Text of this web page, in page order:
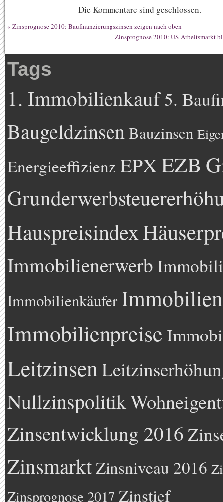
Die Kommentare sind geschlossen.
« Zinsprognose 2010: Baufinanzierungszinsen zeigen nach oben
Zinsprognose 2010: US-Arbeitsmarkt
Tags
1. Immobilienkauf5.
BaugeldzinsenBauzinsen
Energieeffizienz EPXEZB
Hauspreisindex
Immobilienerwerb
Immobilienkäufer
Immobilienpreise
Leitzinsen
Nullzinspolitik
Zinsentwicklung 2016
ZinsmarktZinsniveau 2016
Zinsprognose 2017 Zinstief